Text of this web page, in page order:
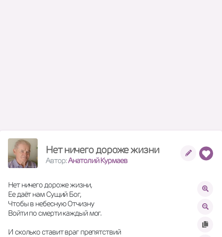
Нет ничего дороже жизни
Автор:Анатолий Курмаев
Нет ничего дороже жизни,
Ее даёт нам Сущий Бог,
Чтобы в небесную Отчизну
Войти по смерти каждый мог.
И сколько ставит враг препятствий